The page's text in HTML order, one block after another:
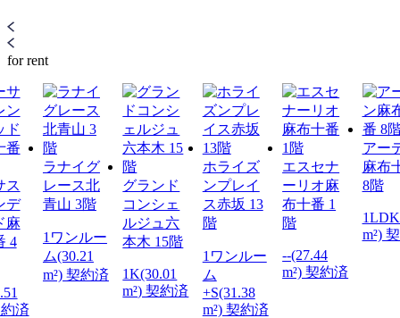
for rent
ス
デ
麻
4
済
ラナイグ
レース北
青山 3階
1ワンルー
ム(30.21
m²) 契約済
グランド
コンシェ
ルジュ六
本木 15階
1K(30.01
m²) 契約済
ホライズ
ンプレイ
ス赤坂 13
階
1ワンルー
ム
+S(31.38
m²) 契約済
エスセナ
ーリオ麻
布十番 1
階
--(27.44
m²) 契約済
アー
麻布
8階
m²)